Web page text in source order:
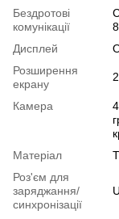
Бездротові
комунікації
Дисплей
Розширення
екрану
Камера
Матеріал
Роз'єм для
заряджання/
синхронізації